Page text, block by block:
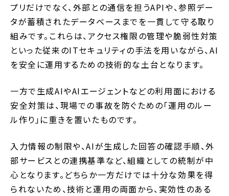
プリだけでなく、外部との通信を担うAPIや、参照デー
タが蓄積されたデータベースまでを一貫して守る取り
組みです。これらは、アクセス権限の管理や脆弱性対策
といった従来のITセキュリティの手法を用いながら、AI
を安全に運用するための技術的な土台となります。
一方で生成AIやAIエージェントなどの利用面における
安全対策は、現場での事故を防ぐための「運用のルー
ル作り」に重きを置いたものです。
入力情報の制限や、AIが生成した回答の確認手順、外
部サービスとの連携基準など、組織としての統制が中
心となります。どちらか一方だけでは十分な効果を得
られないため、技術と運用の両面から、実効性のある